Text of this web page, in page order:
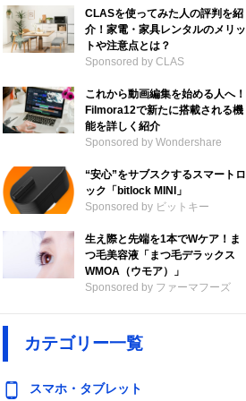
CLASを使ってみた人の評判を紹
介！家電・家具レンタルのメリッ
トや注意点とは？
Sponsored by CLAS
これから動画編集を始める人へ！
Filmora12で新たに搭載される機
能を詳しく紹介
Sponsored by Wondershare
“安心”をサブスクするスマートロ
ック「bitlock MINI」
Sponsored by ビットキー
生え際と先端を1本でWケア！ま
つ毛美容液「まつ毛デラックス
WMOA（ウモア）」
Sponsored by ファーマフーズ
カテゴリー一覧
スマホ・タブレット